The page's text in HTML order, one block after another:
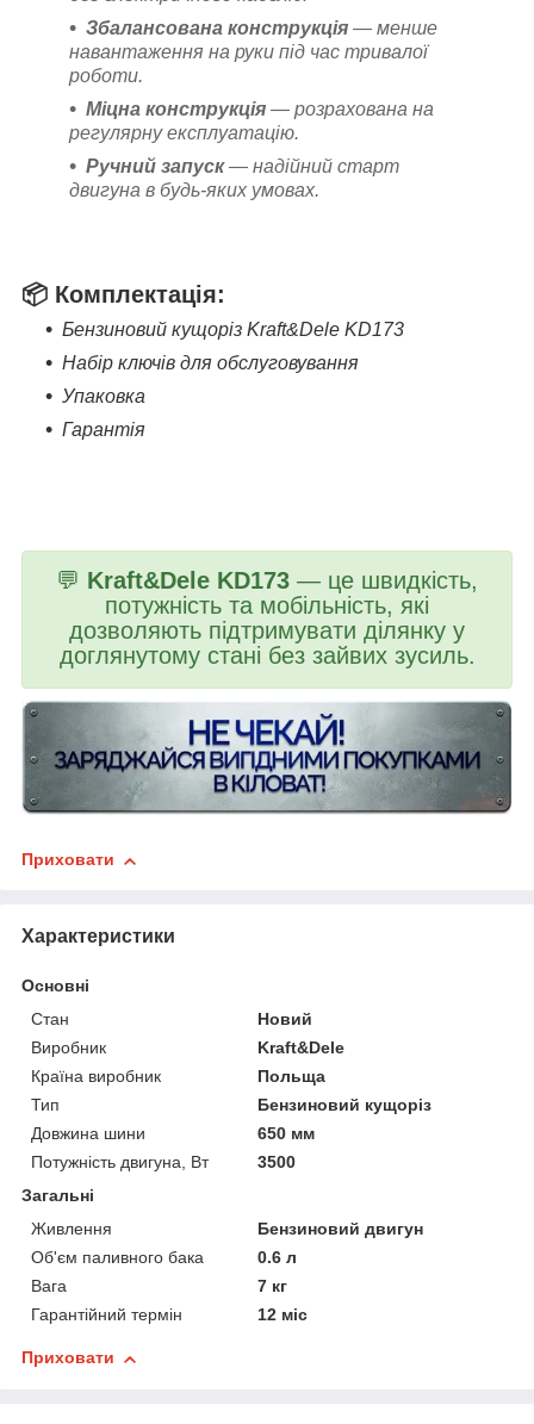
Збалансована конструкція — менше
навантаження на руки під час тривалої
роботи.
Міцна конструкція — розрахована на
регулярну експлуатацію.
Ручний запуск— надійний старт
двигуна в будь-яких умовах.
📦 Комплектація:
Бензиновий кущоріз Kraft&Dele KD173
Набір ключів для обслуговування
Упаковка
Гарантія
💬 Kraft&Dele KD173 — це швидкість,
потужність та мобільність, які
дозволяють підтримувати ділянку у
доглянутому стані без зайвих зусиль.
Приховати
Характеристики
Основні
Стан
Новий
Виробник
Kraft&Dele
Країна виробник
Польща
Тип
Бензиновий кущоріз
Довжина шини
650 мм
Потужність двигуна, Вт
3500
Загальні
Живлення
Бензиновий двигун
Об'єм паливного бака
0.6 л
Вага
7 кг
Гарантійний термін
12 міс
Приховати